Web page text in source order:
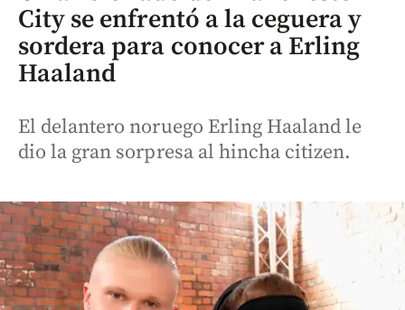
City se enfrentó a la ceguera y
sordera para conocer a Erling
Haaland
El delantero noruego Erling Haaland le
dio la gran sorpresa al hincha citizen.